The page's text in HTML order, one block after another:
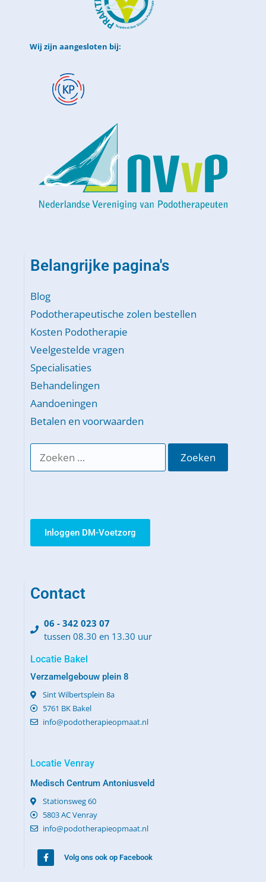
Wij zijn aangesloten bij:
Belangrijke pagina's
Blog
Podotherapeutische zolen bestellen
Kosten Podotherapie
Veelgestelde vragen
Specialisaties
Behandelingen
Aandoeningen
Betalen en voorwaarden
Inloggen DM-Voetzorg
Contact
06 - 342 023 07
tussen 08.30 en 13.30 uur
Locatie Bakel
Verzamelgebouw plein 8
Sint Wilbertsplein 8a
5761 BK Bakel
info@podotherapieopmaat.nl
Locatie Venray
Medisch Centrum Antoniusveld
Stationsweg 60
5803 AC Venray
info@podotherapieopmaat.nl
Volg ons ook op Facebook